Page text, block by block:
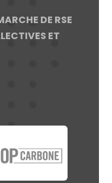
DE RSE
ET